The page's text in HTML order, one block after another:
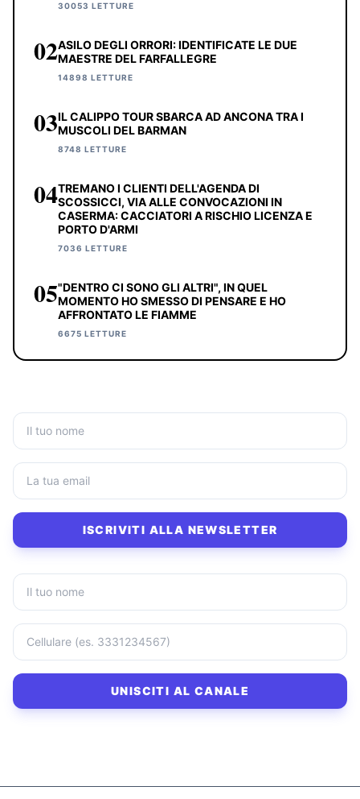
30053 LETTURE
02ASILO DEGLI ORRORI: IDENTIFICATE LE DUE
MAESTRE DEL FARFALLEGRE
14898 LETTURE
03IL CALIPPO TOUR SBARCA AD ANCONA TRA I
MUSCOLI DEL BARMAN
8748 LETTURE
04TREMANO I CLIENTI DELL'AGENDA DI
SCOSSICCI, VIA ALLE CONVOCAZIONI IN
CASERMA: CACCIATORI A RISCHIO LICENZA E
PORTO D'ARMI
7036 LETTURE
05"DENTRO CI SONO GLI ALTRI", IN QUEL
MOMENTO HO SMESSO DI PENSARE E HO
AFFRONTATO LE FIAMME
6675 LETTURE
ISCRIVITI ALLA NEWSLETTER
UNISCITI AL CANALE